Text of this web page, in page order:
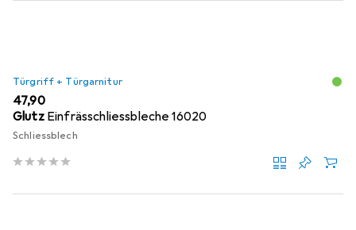
Türgriff + Türgarnitur
EUR
47,90
Glutz Einfrässchliessbleche 16020
Schliessblech